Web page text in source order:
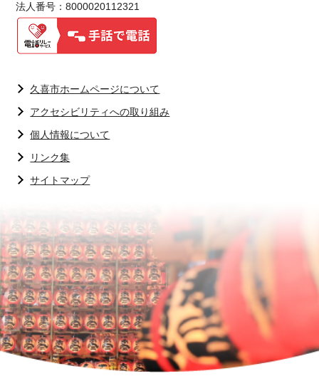
法人番号：8000020112321
久喜市ホームページについて
アクセシビリティへの取り組み
個人情報について
リンク集
サイトマップ